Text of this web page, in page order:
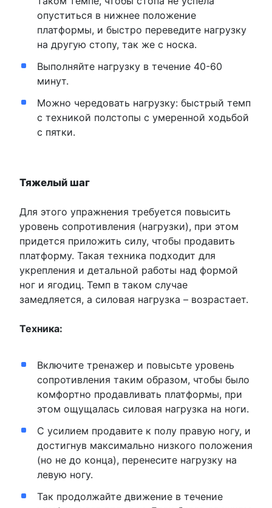
опуститься в нижнее положение
платформы, и быстро переведите нагрузку
на другую стопу, так же с носка.
Выполняйте нагрузку в течение 40-60
минут.
Можно чередовать нагрузку: быстрый темп
с техникой полстопы с умеренной ходьбой
с пятки.
Тяжелый шаг
Для этого упражнения требуется повысить
уровень сопротивления (нагрузки), при этом
придется приложить силу, чтобы продавить
платформу. Такая техника подходит для
укрепления и детальной работы над формой
ног и ягодиц. Темп в таком случае
замедляется, а силовая нагрузка – возрастает.
Техника:
Включите тренажер и повысьте уровень
сопротивления таким образом, чтобы было
комфортно продавливать платформы, при
этом ощущалась силовая нагрузка на ноги.
С усилием продавите к полу правую ногу, и
достигнув максимально низкого положения
(но не до конца), перенесите нагрузку на
левую ногу.
Так продолжайте движение в течение